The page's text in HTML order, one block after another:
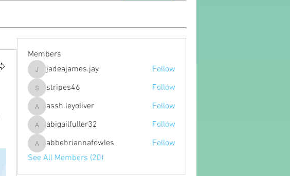
Members
jadeajames.jay
jadeajames.jay Follow
stripes46
stripes46 Follow
assh.leyoliver
assh.leyoliver Follow
abigailfuller32
abigailfuller32 Follow
abbebriannafowles
abbebriannafowles
Follow
See All Members (20)